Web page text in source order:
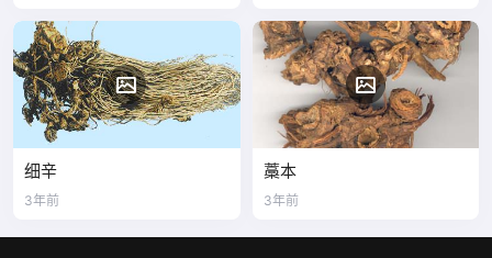
细辛
3年前
藁本
3年前